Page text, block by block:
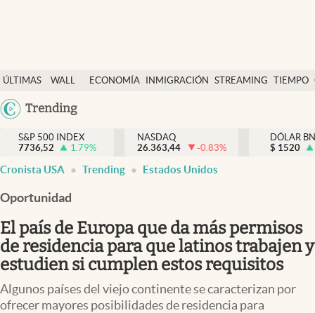
ÚLTIMAS
NOTICIAS
WALL
DÓLAR
ECONOMÍA INMIGRACIÓN STREAMING TIEMPO
México
Trending
Finanzas y economía
Wall Street y dólar
Inmigración
Espiritual
Streaming
PC y mobile
S&P 500 INDEX
7736,52
1.79%
NASDAQ
26.363,44
-0.83%
DÓLAR
$ 1520
Cronista USA Trending Estados Unidos
Oportunidad
El país de Europa que da más permisos
de residencia para que latinos trabajen y
estudien si cumplen estos requisitos
Algunos países del viejo continente se caracterizan por
ofrecer mayores posibilidades de residencia para